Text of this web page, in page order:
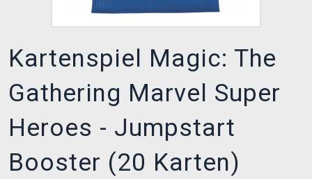
Kartenspiel Magic: The
Gathering Marvel Super
Heroes - Jumpstart
Booster (20 Karten)